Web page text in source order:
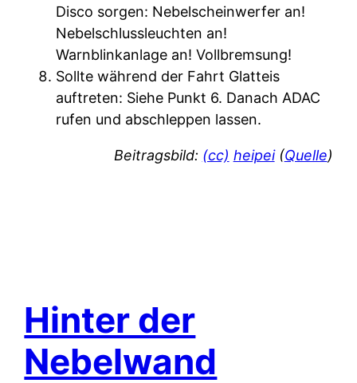
Disco sorgen: Nebelscheinwerfer an!
Nebelschlussleuchten an!
Warnblinkanlage an! Vollbremsung!
Sollte während der Fahrt Glatteis
auftreten: Siehe Punkt 6. Danach ADAC
rufen und abschleppen lassen.
Beitragsbild: (cc) heipei(Quelle)
Hinter der
Nebelwand